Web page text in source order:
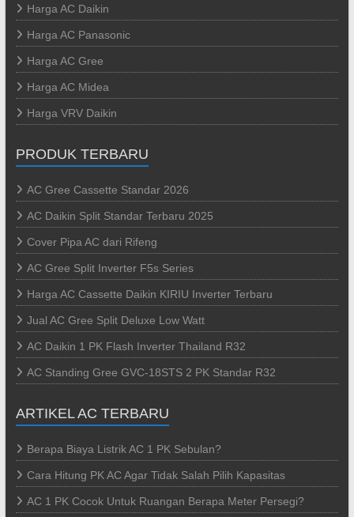
Harga AC Daikin
Harga AC Panasonic
Harga AC Gree
Harga AC Midea
Harga VRV Daikin
PRODUK TERBARU
AC Gree Cassette Standar 2026
AC Daikin Split Standar Terbaru 2025
Cover Pipa AC dari Rifeng
AC Gree Split Inverter F5s Series
Harga AC Cassette Daikin KIRIU Inverter Terbaru
Jual AC Gree Split Deluxe Low Watt
AC Daikin 1 PK Flash Inverter Thailand R32
AC Standing Gree GVC-18STS 2 PK Standar R32
ARTIKEL AC TERBARU
Berapa Biaya Listrik AC 1 PK Sebulan?
Cara Hitung PK AC Agar Tidak Salah Pilih Kapasitas
AC 1 PK Cocok Untuk Ruangan Berapa Meter Persegi?